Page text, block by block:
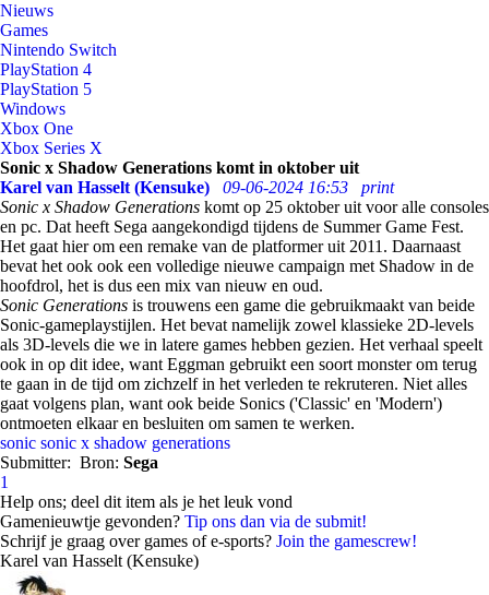
Nieuws
Games
Nintendo Switch
PlayStation 4
PlayStation 5
Windows
Xbox One
Xbox Series X
Sonic x Shadow Generations komt in oktober uit
Karel van Hasselt (Kensuke)
09-06-2024 16:53
print
Sonic x Shadow Generations komt op 25 oktober uit voor alle consoles
en pc. Dat heeft Sega aangekondigd tijdens de Summer Game Fest.
Het gaat hier om een remake van de platformer uit 2011. Daarnaast
bevat het ook ook een volledige nieuwe campaign met Shadow in de
hoofdrol, het is dus een mix van nieuw en oud.
Sonic Generations is trouwens een game die gebruikmaakt van beide
Sonic-gameplaystijlen. Het bevat namelijk zowel klassieke 2D-levels
als 3D-levels die we in latere games hebben gezien. Het verhaal speelt
ook in op dit idee, want Eggman gebruikt een soort monster om terug
te gaan in de tijd om zichzelf in het verleden te rekruteren. Niet alles
gaat volgens plan, want ook beide Sonics ('Classic' en 'Modern')
ontmoeten elkaar en besluiten om samen te werken.
sonic sonic x shadow generations
Submitter: Bron: Sega
1
Help ons; deel dit item als je het leuk vond
Gamenieuwtje gevonden? Tip ons dan via de submit!
Schrijf je graag over games of e-sports? Join the gamescrew!
Karel van Hasselt (Kensuke)